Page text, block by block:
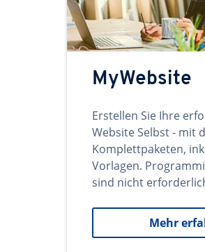
MyWebsite
Erstellen Sie Ihre
Website Selbst - mit
Komplettpaketen,
Vorlagen.
sind nicht
Mehr